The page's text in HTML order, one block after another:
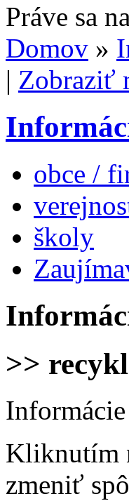
Práve sa
Domov »
| Zobraziť
obce /
školy
>>
Kliknutím
zmeniť